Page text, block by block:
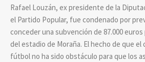
Rafael Louzán, ex presidente de la
el Partido Popular, fue condenado por
conceder una subvención de 87.000
del estadio de Moraña. El hecho de que
fútbol no ha sido obstáculo para que los